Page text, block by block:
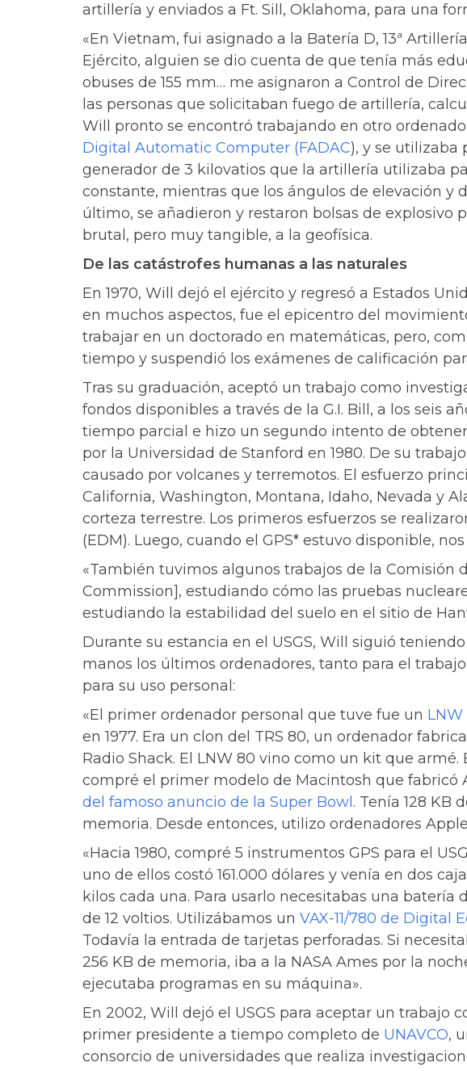
artillería y enviados a Ft. Sill, Oklahoma, para una
«En Vietnam, fui asignado a la Batería D, 13ª
Ejército, alguien se dio cuenta de que tenía más
obuses de 155 mm… me asignaron a Control de
las personas que solicitaban fuego de artillería,
Will pronto se encontró trabajando en otro
Digital Automatic Computer (FADAC), y se utilizaba
generador de 3 kilovatios que la artillería utilizaba
constante, mientras que los ángulos de elevación
último, se añadieron y restaron bolsas de explosivo
brutal, pero muy tangible, a la geofísica.
De las catástrofes humanas a las naturales
En 1970, Will dejó el ejército y regresó a Estados
en muchos aspectos, fue el epicentro del
trabajar en un doctorado en matemáticas, pero,
tiempo y suspendió los exámenes de calificación
Tras su graduación, aceptó un trabajo como
fondos disponibles a través de la G.I. Bill, a los seis
tiempo parcial e hizo un segundo intento de
por la Universidad de Stanford en 1980. De su
causado por volcanes y terremotos. El esfuerzo
California, Washington, Montana, Idaho, Nevada y
corteza terrestre. Los primeros esfuerzos se
(EDM). Luego, cuando el GPS* estuvo disponible,
«También tuvimos algunos trabajos de la
Commission], estudiando cómo las pruebas
estudiando la estabilidad del suelo en el sitio de
Durante su estancia en el USGS, Will siguió
manos los últimos ordenadores, tanto para el
para su uso personal:
«El primer ordenador personal que tuve fue un LNW
en 1977. Era un clon del TRS 80, un ordenador
Radio Shack. El LNW 80 vino como un kit que armé.
compré el primer modelo de Macintosh que fabricó
del famoso anuncio de la Super Bowl . Tenía 128 KB
memoria. Desde entonces, utilizo ordenadores
«Hacia 1980, compré 5 instrumentos GPS para el
uno de ellos costó 161.000 dólares y venía en dos
kilos cada una. Para usarlo necesitabas una batería
de 12 voltios. Utilizábamos un VAX-11/780 de Digital
Todavía la entrada de tarjetas perforadas. Si
256 KB de memoria, iba a la NASA Ames por la
ejecutaba programas en su máquina».
En 2002, Will dejó el USGS para aceptar un trabajo
primer presidente a tiempo completo de UNAVCO,
consorcio de universidades que realiza